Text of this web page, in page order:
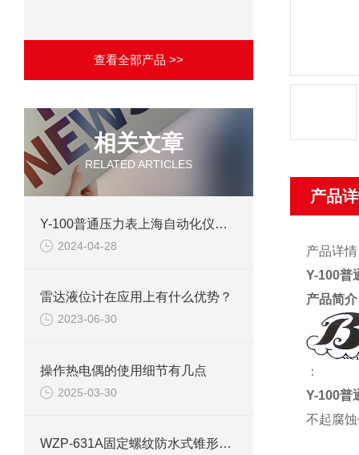
查看全部产品 >>
相关文章
RELATED ARTICLES
Y-100普通压力表上海自动化仪表四厂产品介绍
2024-04-28
雷达液位计在应用上有什么优势？
2023-06-30
操作热电偶的使用细节有几点
2025-03-30
WZP-631A固定螺纹防水式锥形套管热电阻常规参数
产品
产品详情
Y-100普
产品简介
：
Y-100普
不起腐